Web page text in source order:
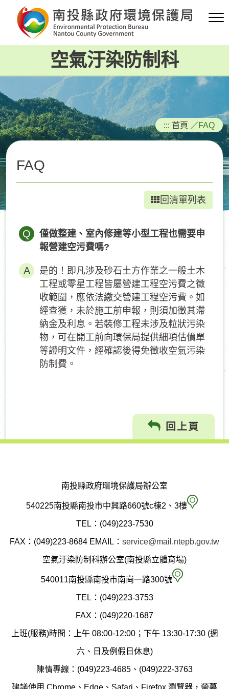
要
容
區
塊
空氣汙染防制科
::: 首頁 ／FAQ
FAQ
回清單列表
Q
僅做整建、室內修建等小型工程也需要申
報營建空污費嗎?
是的！即凡涉及砂石土方作業之一般土木
工程或零星工程皆屬營建工程空污費之徵
收範圍，應依法繳交營建工程空污費。如
經查獲，未於施工前申報，則須加徵其滯
納金及利息。若裝修工程未涉及粒狀污染
物，可在開工前向環保局提供細項估價單
等證明文件，經確認後得免徵收空氣污染
防制費。
回上頁
南投縣政府環境保護局辦公室
540225南投縣南投市中興路660號c棟2、3樓 南
縣
保
局
TEL：(049)223-7530
FAX：(049)223-8684 EMAIL： service@mail.ntepb.gov.tw
空氣汙染防制科辦公室(南投縣立體育場)
540011南投縣南投市南崗一路300號 空
染
制
科
TEL：(049)223-3753
FAX：(049)220-1687
上班(服務)時間：上午 08:00-12:00；下午 13:30-17:30 (週
六、日及例假日休息)
陳情專線：(049)223-4685、(049)222-3763
建議使用 Chrome、Edge、Safari、Firefox 瀏覽器，螢幕